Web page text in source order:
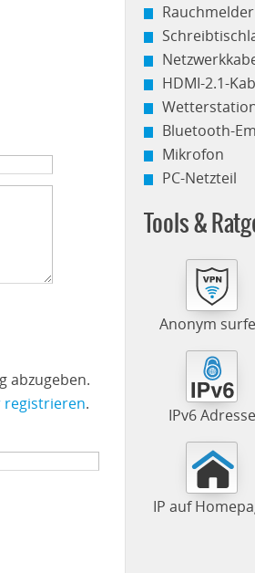
abzugeben.
registrieren.
Rauchmelder
HDMI-2.1-
Bluetooth-
Mikrofon
PC-Netzteil
Tools &
Anonym
IPv6 Adresse
IP auf